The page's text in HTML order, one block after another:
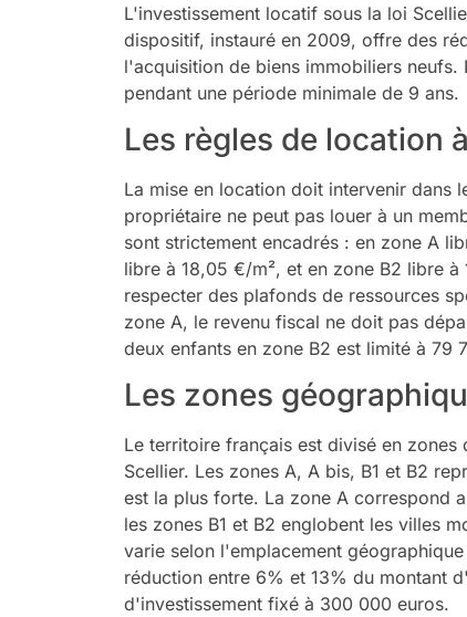
L'investissement locatif sous la loi
dispositif, instauré en 2009, offre des
l'acquisition de biens immobiliers
pendant une période minimale de 9 ans.
Les règles de location
La mise en location doit intervenir dans
propriétaire ne peut pas louer à un
sont strictement encadrés : en zone A
libre à 18,05 €/m², et en zone B2 libre
respecter des plafonds de ressources
zone A, le revenu fiscal ne doit pas
deux enfants en zone B2 est limité à 79
Les zones
Le territoire français est divisé en
Scellier. Les zones A, A bis, B1 et B2
est la plus forte. La zone A correspond
les zones B1 et B2 englobent les villes
varie selon l'emplacement
réduction entre 6% et 13% du montant
d'investissement fixé à 300 000 euros.